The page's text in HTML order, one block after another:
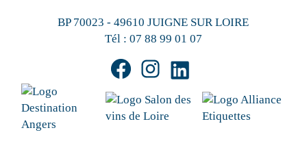
BP 70023 - 49610 JUIGNE SUR LOIRE
Tél : 07 88 99 01 07